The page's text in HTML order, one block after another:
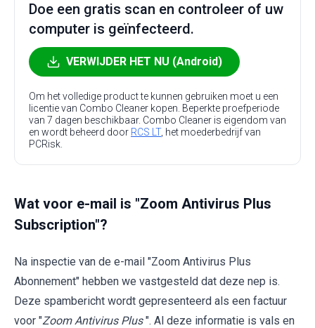
Doe een gratis scan en controleer of uw
computer is geïnfecteerd.
VERWIJDER HET NU (Android)
Om het volledige product te kunnen gebruiken moet u een
licentie van Combo Cleaner kopen. Beperkte proefperiode
van 7 dagen beschikbaar. Combo Cleaner is eigendom van
en wordt beheerd door RCS LT, het moederbedrijf van
PCRisk.
Wat voor e-mail is "Zoom Antivirus Plus
Subscription"?
Na inspectie van de e-mail "Zoom Antivirus Plus
Abonnement" hebben we vastgesteld dat deze nep is.
Deze spambericht wordt gepresenteerd als een factuur
voor "Zoom Antivirus Plus ". Al deze informatie is vals en